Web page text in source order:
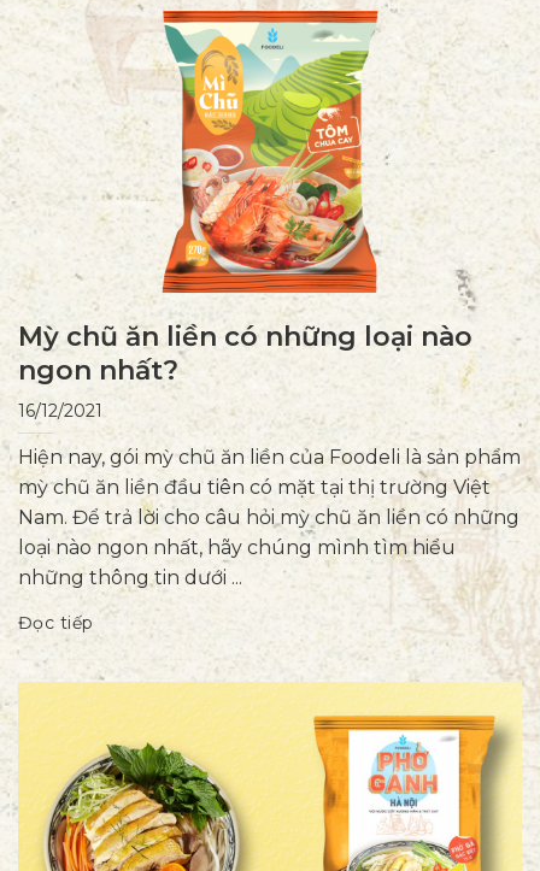
Mỳ chũ ăn liền có những loại nào
ngon nhất?
16/12/2021
Hiện nay, gói mỳ chũ ăn liền của Foodeli là sản phẩm
mỳ chũ ăn liền đầu tiên có mặt tại thị trường Việt
Nam. Để trả lời cho câu hỏi mỳ chũ ăn liền có những
loại nào ngon nhất, hãy chúng mình tìm hiểu
những thông tin dưới ...
Đọc tiếp